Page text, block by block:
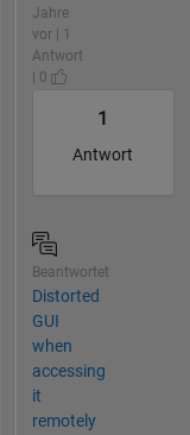
Jahre
vor | 1
Antwort
| 0
1
Antwort
Beantwortet
Distorted
GUI
when
accessing
it
remotely